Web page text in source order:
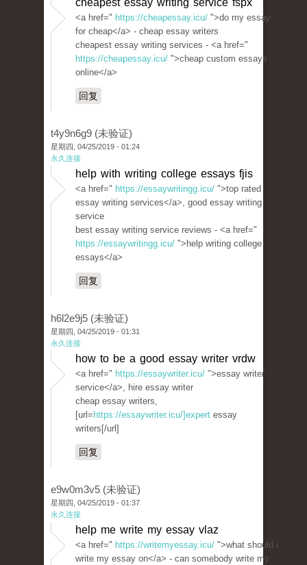
cheapest essay writing service fspx
<a href=" https://cheapessay.icu/ ">do my essay
for cheap</a> - cheap essay writers
cheapest essay writing services - <a href="
https://cheapessay.icu/ ">cheap custom essays
online</a>
回复
t4y9n6g9 (未验证)
星期四, 04/25/2019 - 01:24
永久连接
help with writing college essays fjis
<a href=" https://essaywritingg.icu/ ">top rated
essay writing services</a>, good essay writing
service
best essay writing service reviews - <a href="
https://essaywritingg.icu/ ">help writing college
essays</a>
回复
h6l2e9j5 (未验证)
星期四, 04/25/2019 - 01:31
永久连接
how to be a good essay writer vrdw
<a href=" https://essaywriter.icu/ ">essay writer
service</a>, hire essay writer
cheap essay writers,
[url= https://essaywriter.icu/]expert essay
writers[/url]
回复
e9w0m3v5 (未验证)
星期四, 04/25/2019 - 01:37
永久连接
help me write my essay vlaz
<a href=" https://writemyessay.icu/ ">what should i
write my essay on</a> - can somebody write my